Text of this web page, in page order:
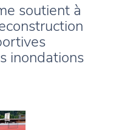
soutient à
inondations